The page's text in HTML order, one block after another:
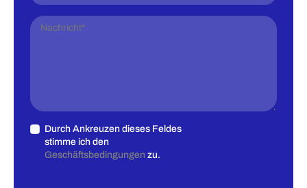
Durch Ankreuzen dieses Feldes
stimme ich den
Geschäftsbedingungen zu.